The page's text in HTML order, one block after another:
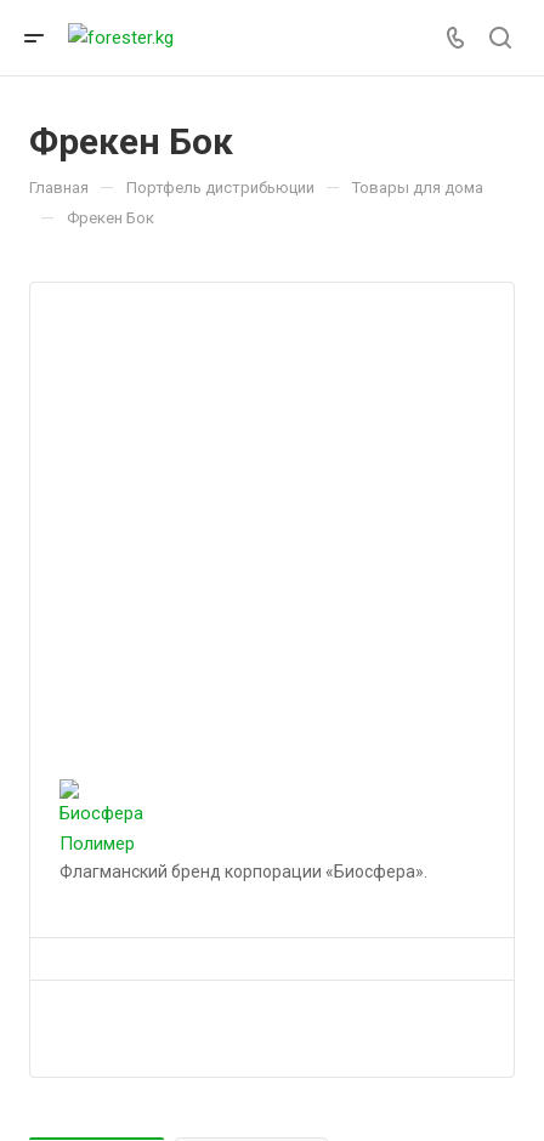
Фрекен Бок
Главная — Портфель дистрибьюции — Товары для дома
— Фрекен Бок
Флагманский бренд корпорации «Биосфера».